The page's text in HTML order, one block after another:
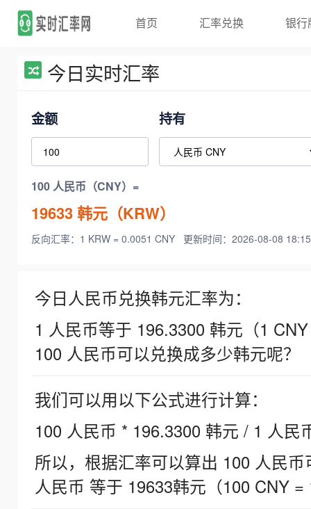
首页 汇率兑换 银行
今日实时汇率
金额 持有
100 人民币（CNY）=
19633韩元（KRW）
反向汇率：1 KRW = 0.0051 CNY 更新时间：2026-08-08
今日人民币兑换韩元汇率为：
1 人民币等于 196.3300 韩元（1
100 人民币可以兑换成多少韩元呢？
我们可以用以下公式进行计算：
100 人民币 * 196.3300 韩元 / 1 人民
所以，根据汇率可以算出 100 人民
人民币 等于 19633韩元（100 CNY =